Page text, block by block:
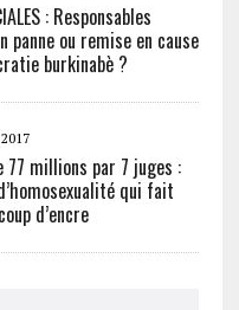
: Responsables
panne ou remise en cause
burkinabè ?
77 millions par 7 juges :
qui fait
d’encre